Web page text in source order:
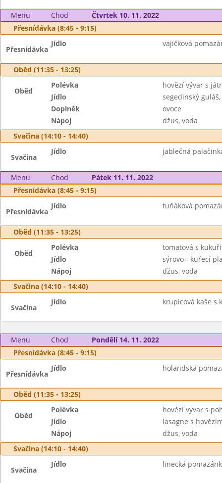
Menu Chod
Čtvrtek 10. 11. 2022
Přesnídávka (8:45 - 9:15)
Přesnídávka
Jídlo vajíčková
Oběd (11:35 - 13:25)
Oběd
Polévka
hovězí vývar s
Jídlo
segedinský
Doplněk
ovoce
Nápoj
džus, voda
Svačina (14:10 - 14:40)
Svačina
Jídlo jablečná
Menu Chod
Pátek 11. 11. 2022
Přesnídávka (8:45 - 9:15)
Přesnídávka
Jídlo tuňáková
Oběd (11:35 - 13:25)
Oběd
Polévka
tomatová s
Jídlo
sýrovo - kuřecí
Nápoj
džus, voda
Svačina (14:10 - 14:40)
Svačina
Jídlo krupicová kaše s
Menu Chod
Pondělí 14. 11. 2022
Přesnídávka (8:45 - 9:15)
Přesnídávka
Jídlo holandská
Oběd (11:35 - 13:25)
Oběd
Polévka
hovězí vývar s
Jídlo
lasagne s
Nápoj
džus, voda
Svačina (14:10 - 14:40)
Svačina
Jídlo linecká